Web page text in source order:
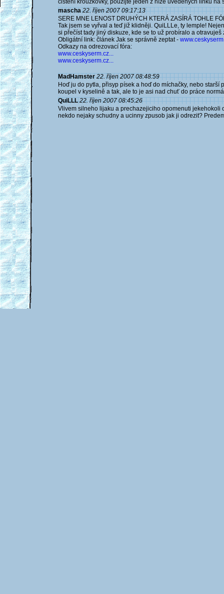
čištění kroužkovky, použijte jeden z níže uvedených linků na
mascha 22. říjen 2007 09:17:13
SERE MNE LENOST DRUHÝCH KTERÁ ZASÍRÁ TOHLE
Tak jsem se vyřval a teď již klidněji. QuiLLLe, ty lemple!
si přečíst tady jiný diskuze, kde se to už probíralo a
Obligátní link: článek Jak se správně zeptat -
Odkazy na odrezovací fóra:
www.ceskyserm.cz...
www.ceskyserm.cz...
MadHamster 22. říjen 2007 08:48:59
Hoď ju do pytla, přisyp písek a hoď do míchačky, nebo starší
koupel v kyselině a tak, ale to je asi nad chuť do práce
QuiLLL 22. říjen 2007 08:45:26
Vlivem silneho lijaku a prechazejiciho opomenuti jekehokoli
nekdo nejaky schudny a ucinny zpusob jak ji odrezit?